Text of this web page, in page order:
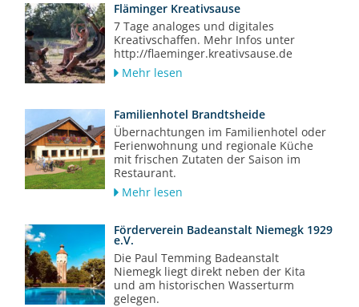
Fläminger Kreativsause
7 Tage analoges und digitales
Kreativschaffen. Mehr Infos unter
http://flaeminger.kreativsause.de
Mehr lesen
Familienhotel Brandtsheide
Übernachtungen im Familienhotel oder
Ferienwohnung und regionale Küche
mit frischen Zutaten der Saison im
Restaurant.
Mehr lesen
Förderverein Badeanstalt Niemegk 1929
e.V.
Die Paul Temming Badeanstalt
Niemegk liegt direkt neben der Kita
und am historischen Wasserturm
gelegen.